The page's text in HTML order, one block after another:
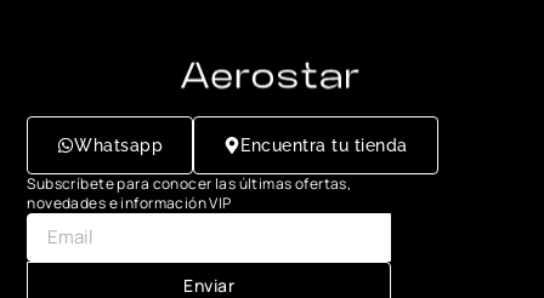
Whatsapp Encuentra tu tienda
Subscríbete para conocer las últimas ofertas,
novedades e información VIP
Enviar